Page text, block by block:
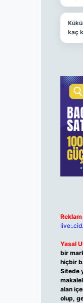
kaç
Yasal
bir
hiçbir
Sitede
alan
olup,